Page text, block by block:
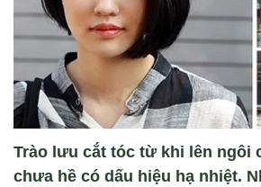
Trào lưu cắt tóc từ khi lên ngôi
chưa hề có dấu hiệu hạ nhiệt.